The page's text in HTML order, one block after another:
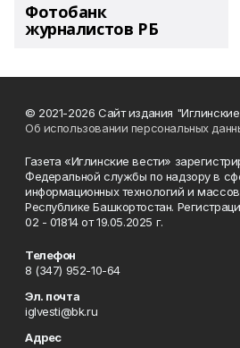
Фотобанк
журналистов РБ
© 2021-2026 Сайт издания
Об использовании персональных
Газета «Иглинские вести»
Федеральной службы по надзору в
информационных технологий и
Республике Башкортостан.
02 - 01814 от 19.05.2025 г.
Телефон
8 (347) 952-10-64
Эл. почта
iglvesti@bk.ru
Адрес